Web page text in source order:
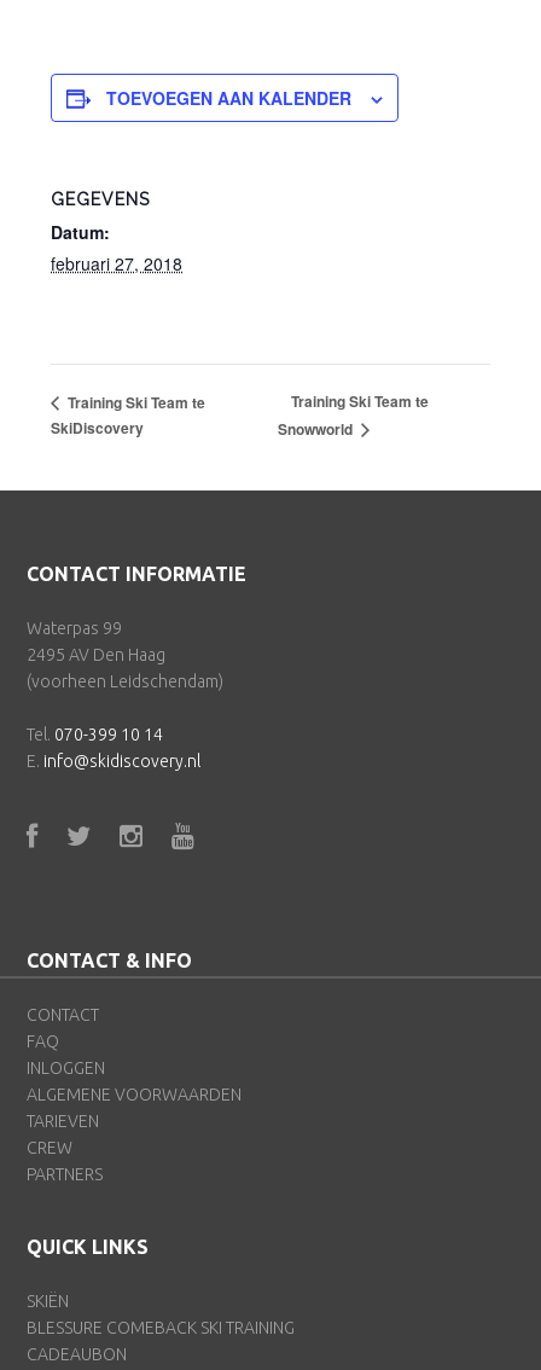
TOEVOEGEN AAN KALENDER
GEGEVENS
Datum:
februari 27, 2018
Training Ski Team te
SkiDiscovery
Training Ski Team te
Snowworld
Footer
CONTACT INFORMATIE
Waterpas 99
2495 AV Den Haag
(voorheen Leidschendam)
Tel. 070-399 10 14
E. info@skidiscovery.nl
CONTACT & INFO
CONTACT
FAQ
INLOGGEN
ALGEMENE VOORWAARDEN
TARIEVEN
CREW
PARTNERS
QUICK LINKS
SKIËN
BLESSURE COMEBACK SKI TRAINING
CADEAUBON